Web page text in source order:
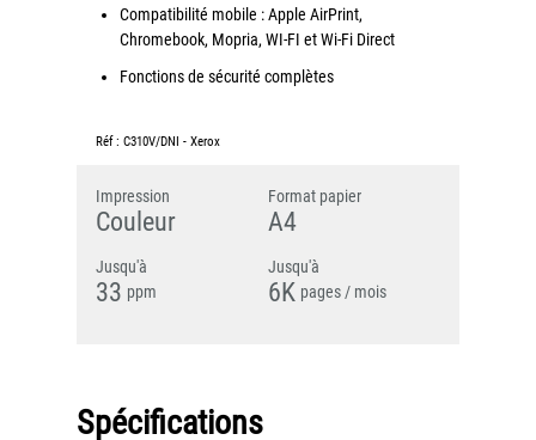
Monts du Lyonnais
Notre offre grands comptes
Nos clients témoignent
Rejoignez-nous
Compatibilité mobile : Apple AirPrint,
Chromebook, Mopria, WI-FI et Wi-Fi Direct
Fonctions de sécurité complètes
Réf : C310V/DNI - Xerox
Impression
Couleur
Format papier
A4
Jusqu'à
33 ppm
Jusqu'à
6K pages / mois
Spécifications